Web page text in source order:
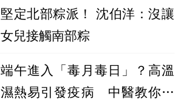
堅定北部粽派！ 沈伯洋：沒讓
女兒接觸南部粽
端午進入「毒月毒日」？高溫
濕熱易引發疫病 中醫教你清